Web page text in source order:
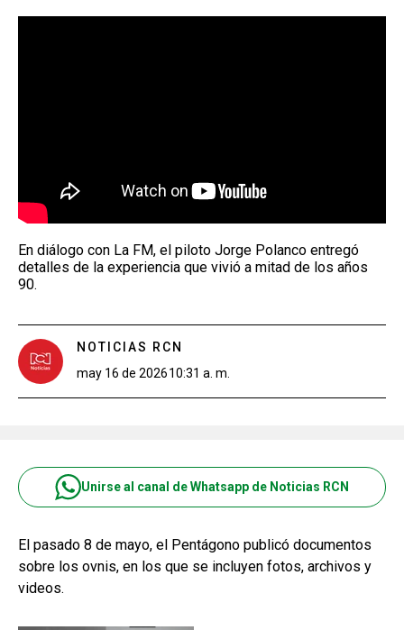
EMISIÓN 11:30 PM
En diálogo con La FM, el piloto Jorge Polanco entregó
detalles de la experiencia que vivió a mitad de los años
90.
NOTICIAS RCN
may 16 de 202610:31 a. m.
Unirse al canal de Whatsapp de Noticias RCN
El pasado 8 de mayo, el Pentágono publicó documentos
sobre los ovnis, en los que se incluyen fotos, archivos y
videos.